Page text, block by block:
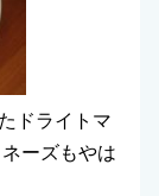
ドライトマ
ーズもやは